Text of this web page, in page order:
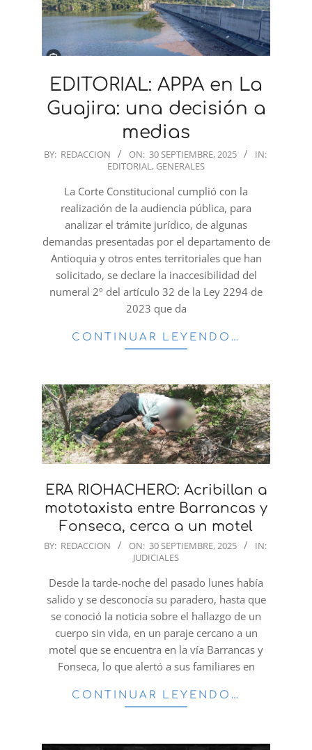
EDITORIAL: APPA en La
Guajira: una decisión a
medias
2025-
BY: REDACCION ON: 30 SEPTIEMBRE, 2025
IN:
EDITORIAL , GENERALES
La Corte Constitucional cumplió con la
realización de la audiencia pública, para
analizar el trámite jurídico, de algunas
demandas presentadas por el departamento de
Antioquia y otros entes territoriales que han
solicitado, se declare la inaccesibilidad del
numeral 2º del artículo 32 de la Ley 2294 de
2023 que da
CONTINUAR LEYENDO…
ERA RIOHACHERO: Acribillan a
mototaxista entre Barrancas y
Fonseca, cerca a un motel
2025-
30
BY: REDACCION ON: 30 SEPTIEMBRE, 2025
IN:
JUDICIALES
Desde la tarde-noche del pasado lunes había
salido y se desconocía su paradero, hasta que
se conoció la noticia sobre el hallazgo de un
cuerpo sin vida, en un paraje cercano a un
motel que se encuentra en la vía Barrancas y
Fonseca, lo que alertó a sus familiares en
CONTINUAR LEYENDO…